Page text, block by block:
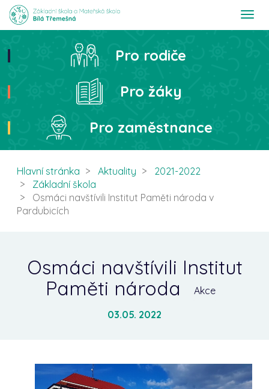
T
t
Hledat
Pro rodiče
Pro žáky
Pro zaměstnance
Hlavní stránka Aktuality
2021-2022
Základní škola
Osmáci navštívili Institut Paměti národa v
Pardubicích
Osmáci navštívili Institut
Paměti národa
Akce
03.05. 2022